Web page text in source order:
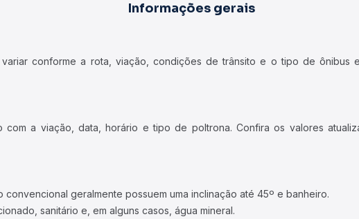
Informações gerais
conforme a rota, viação, condições de trânsito e o tipo de ônibus
a viação, data, horário e tipo de poltrona. Confira os valores
geralmente possuem uma inclinação até 45º e banheiro.
sanitário e, em alguns casos, água mineral.